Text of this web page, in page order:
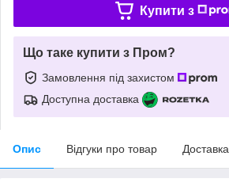
Купити з
Що таке купити з Пром?
Замовлення під захистом
Доступна доставка
Опис Відгуки про товар Доставка